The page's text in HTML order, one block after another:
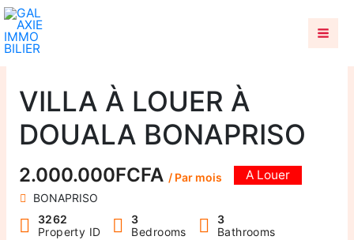
Aller
contenu
VILLA À LOUER À
DOUALA BONAPRISO
2.000.000FCFA / Par mois A Louer
BONAPRISO
3262
Property ID
3
Bedrooms
3
Bathrooms